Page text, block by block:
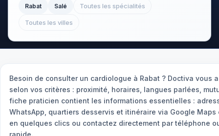
Rabat Salé Toutes les spécialités
Toutes les villes
Besoin de consulter un cardiologue à Rabat ? Doctiva vous
selon vos critères : proximité, horaires, langues parlées,
fiche praticien contient les informations essentielles :
WhatsApp, quartiers desservis et itinéraire via Google
en quelques clics ou contactez directement par téléphone
rapide.